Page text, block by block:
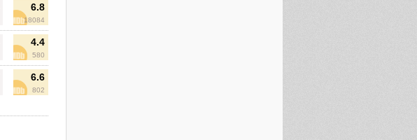
6.8
18084
4.4
580
6.6
802